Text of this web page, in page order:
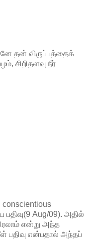
தன் விருப்பத்தைக்
சிறிதளவு நீர்
Aug/09). அதில்
என்று அந்த
பதிவு என்பதால் அந்தப்